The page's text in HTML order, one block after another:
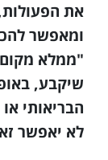
את
ומאפשר
"ממלא
שיקבע,
הבריאותי
לא